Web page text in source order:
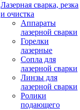
Лазерная сварка, резка
и очистка
Аппараты
лазерной сварки
Горелки
лазерные
Сопла для
лазерной сварки
Линзы для
лазерной сварки
Ролики
подающего